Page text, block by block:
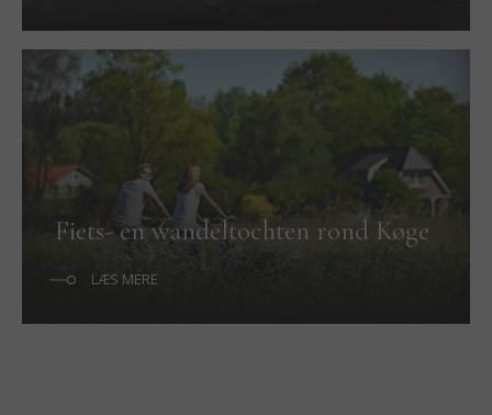
Fiets- en wandeltochten rond Køge
LÆS MERE